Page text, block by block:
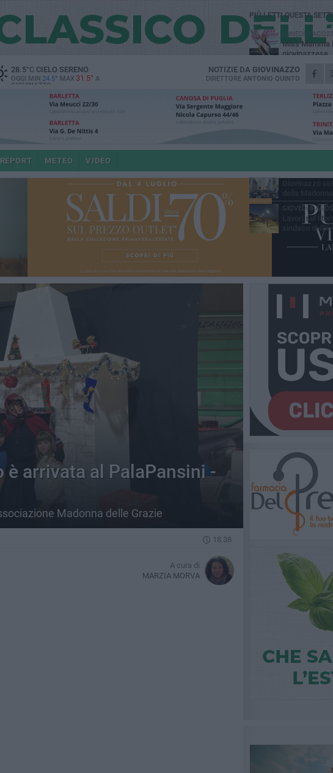
28.5°CCIELO SERENO
OGGI MIN 24.5° MAX 31.5° A
GIOVINAZZO
NOTIZIE DA GIOVINAZZO
DIRETTORE ANTONIO QUINTO
METEO VIDEO
è arrivata al PalaPansini -
Madonna delle Grazie
18.38
A cura di
MARZIA MORVA
PIÙ LETTI QUESTA
LUNEDÌ 3
Miss Mamma
giovinazzese
MARTEDÌ 4
Liquidi oleosi
MERCOLEDÌ 5
l'assessora
«Giovinazzo,
MARTEDÌ 4
GIOVEDÌ 6
Lavori sul
sindaco di